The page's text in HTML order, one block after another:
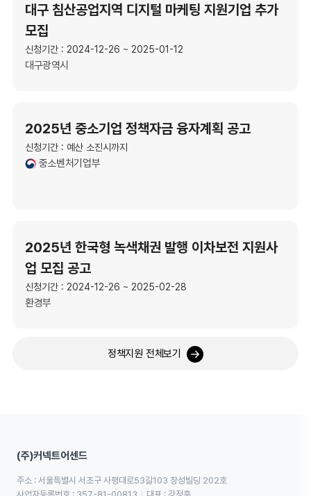
대구 침산공업지역 디지털 마케팅 지원기업 추가
모집
신청기간 : 2024-12-26 ~ 2025-01-12
대구광역시
2025년 중소기업 정책자금 융자계획 공고
신청기간 : 예산 소진시까지
중소벤처기업부
2025년 한국형 녹색채권 발행 이차보전 지원사
업 모집 공고
신청기간 : 2024-12-26 ~ 2025-02-28
환경부
정책지원 전체보기
(주)커넥트어센드
주소 : 서울특별시 서초구 사평대로53길103 창성빌딩 202호